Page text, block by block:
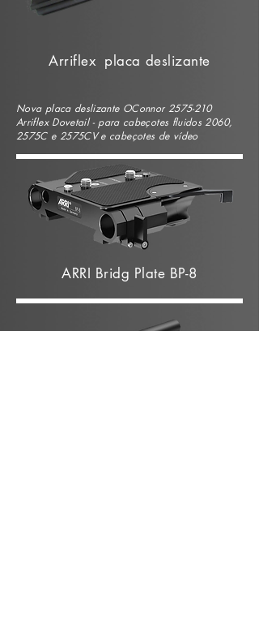
Arriflex placa deslizante
Nova placa deslizante OConnor 2575-210
Arriflex Dovetail - para cabeçotes fluidos 2060,
2575C e 2575CV e cabeçotes de vídeo
ARRI Bridg Plate BP-8